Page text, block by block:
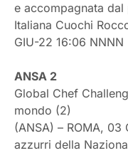
e accompagnata dal
Italiana Cuochi
GIU-22 16:06 NNNN
ANSA 2
Global Chef
mondo (2)
(ANSA) – ROMA,
azzurri della